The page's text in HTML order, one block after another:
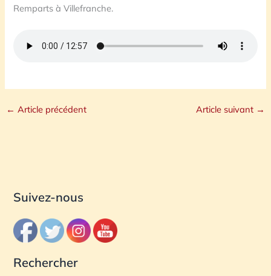
Remparts à Villefranche.
← Article précédent Article suivant →
Suivez-nous
Rechercher